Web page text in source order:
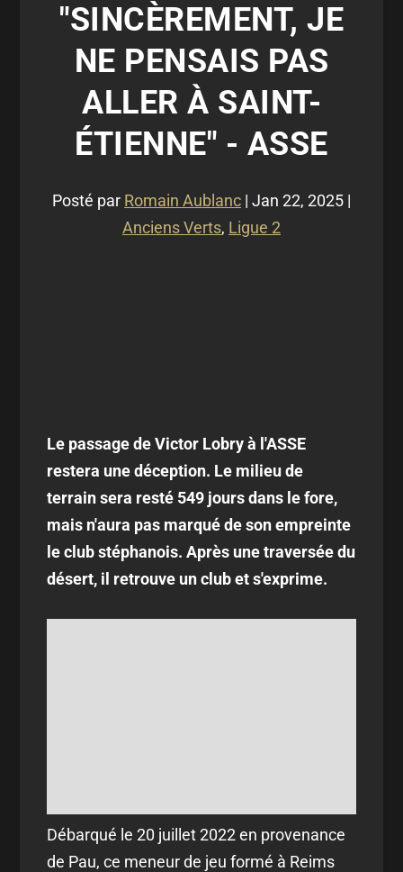
"SINCÈREMENT, JE
NE PENSAIS PAS
ALLER À SAINT-
ÉTIENNE" - ASSE
Posté par Romain Aublanc | Jan 22, 2025 |
Anciens Verts, Ligue 2
Le passage de Victor Lobry à l'ASSE
restera une déception. Le milieu de
terrain sera resté 549 jours dans le fore,
mais n'aura pas marqué de son empreinte
le club stéphanois. Après une traversée du
désert, il retrouve un club et s'exprime.
Débarqué le 20 juillet 2022 en provenance
de Pau, ce meneur de jeu formé à Reims